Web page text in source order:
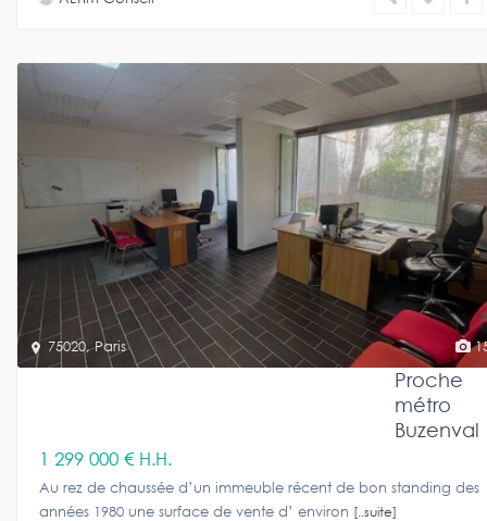
75020,Paris
Proche
métro
Buzenval
1 299 000 € H.H.
Au rez de chaussée d’un immeuble récent de bon standing des
années 1980 une surface de vente d’ environ [..suite]